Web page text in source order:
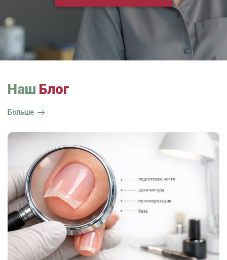
Наш Блог
Больше